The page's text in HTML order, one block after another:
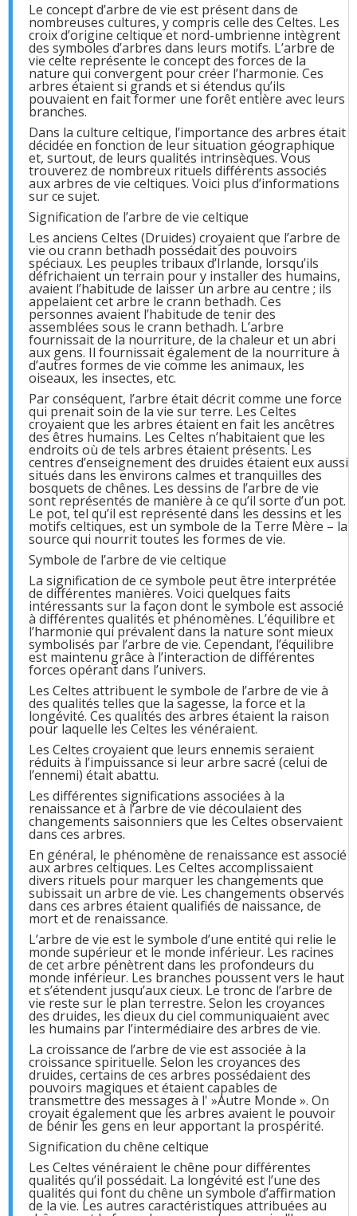
Le concept d’arbre de vie est présent dans de
nombreuses cultures, y compris celle des Celtes. Les
croix d’origine celtique et nord-umbrienne intègrent
des symboles d’arbres dans leurs motifs. L’arbre de
vie celte représente le concept des forces de la
nature qui convergent pour créer l’harmonie. Ces
arbres étaient si grands et si étendus qu’ils
pouvaient en fait former une forêt entière avec leurs
branches.
Dans la culture celtique, l’importance des arbres était
décidée en fonction de leur situation géographique
et, surtout, de leurs qualités intrinsèques. Vous
trouverez de nombreux rituels différents associés
aux arbres de vie celtiques. Voici plus d’informations
sur ce sujet.
Signification de l’arbre de vie celtique
Les anciens Celtes (Druides) croyaient que l’arbre de
vie ou crann bethadh possédait des pouvoirs
spéciaux. Les peuples tribaux d’Irlande, lorsqu’ils
défrichaient un terrain pour y installer des humains,
avaient l’habitude de laisser un arbre au centre ; ils
appelaient cet arbre le crann bethadh. Ces
personnes avaient l’habitude de tenir des
assemblées sous le crann bethadh. L’arbre
fournissait de la nourriture, de la chaleur et un abri
aux gens. Il fournissait également de la nourriture à
d’autres formes de vie comme les animaux, les
oiseaux, les insectes, etc.
Par conséquent, l’arbre était décrit comme une force
qui prenait soin de la vie sur terre. Les Celtes
croyaient que les arbres étaient en fait les ancêtres
des êtres humains. Les Celtes n’habitaient que les
endroits où de tels arbres étaient présents. Les
centres d’enseignement des druides étaient eux aussi
situés dans les environs calmes et tranquilles des
bosquets de chênes. Les dessins de l’arbre de vie
sont représentés de manière à ce qu’il sorte d’un pot.
Le pot, tel qu’il est représenté dans les dessins et les
motifs celtiques, est un symbole de la Terre Mère – la
source qui nourrit toutes les formes de vie.
Symbole de l’arbre de vie celtique
La signification de ce symbole peut être interprétée
de différentes manières. Voici quelques faits
intéressants sur la façon dont le symbole est associé
à différentes qualités et phénomènes. L’équilibre et
l’harmonie qui prévalent dans la nature sont mieux
symbolisés par l’arbre de vie. Cependant, l’équilibre
est maintenu grâce à l’interaction de différentes
forces opérant dans l’univers.
Les Celtes attribuent le symbole de l’arbre de vie à
des qualités telles que la sagesse, la force et la
longévité. Ces qualités des arbres étaient la raison
pour laquelle les Celtes les vénéraient.
Les Celtes croyaient que leurs ennemis seraient
réduits à l’impuissance si leur arbre sacré (celui de
l’ennemi) était abattu.
Les différentes significations associées à la
renaissance et à l’arbre de vie découlaient des
changements saisonniers que les Celtes observaient
dans ces arbres.
En général, le phénomène de renaissance est associé
aux arbres celtiques. Les Celtes accomplissaient
divers rituels pour marquer les changements que
subissait un arbre de vie. Les changements observés
dans ces arbres étaient qualifiés de naissance, de
mort et de renaissance.
L’arbre de vie est le symbole d’une entité qui relie le
monde supérieur et le monde inférieur. Les racines
de cet arbre pénètrent dans les profondeurs du
monde inférieur. Les branches poussent vers le haut
et s’étendent jusqu’aux cieux. Le tronc de l’arbre de
vie reste sur le plan terrestre. Selon les croyances
des druides, les dieux du ciel communiquaient avec
les humains par l’intermédiaire des arbres de vie.
La croissance de l’arbre de vie est associée à la
croissance spirituelle. Selon les croyances des
druides, certains de ces arbres possédaient des
pouvoirs magiques et étaient capables de
transmettre des messages à l' »Autre Monde ». On
croyait également que les arbres avaient le pouvoir
de bénir les gens en leur apportant la prospérité.
Signification du chêne celtique
Les Celtes vénéraient le chêne pour différentes
qualités qu’il possédait. La longévité est l’une des
qualités qui font du chêne un symbole d’affirmation
de la vie. Les autres caractéristiques attribuées au